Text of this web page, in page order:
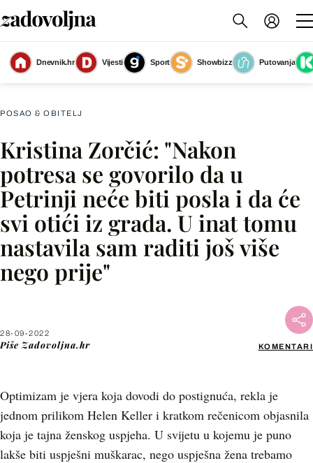
Dnevnik.hr Vijesti Sport Showbizz Putovanja
Kristina Zorčić je majka dviju djevojčica, magistra Tekstilne tehnologije i
vlasnica petrinjskog brenda GiVa design
(Foto: Pavao Bobinac)
POSAO & OBITELJ
Kristina Zorčić: "Nakon
potresa se govorilo da u
Petrinji neće biti posla i da će
svi otići iz grada. U inat tomu
nastavila sam raditi još više
nego prije"
28-09-2022
Piše Zadovoljna.hr KOMENTARI
Optimizam je vjera koja dovodi do postignuća, rekla je
jednom prilikom Helen Keller i kratkom rečenicom objasnila
koja je tajna ženskog uspjeha. U svijetu u kojemu je puno
lakše biti uspješni muškarac, nego uspješna žena trebamo
Facebook
X
WhatsApp
Viber